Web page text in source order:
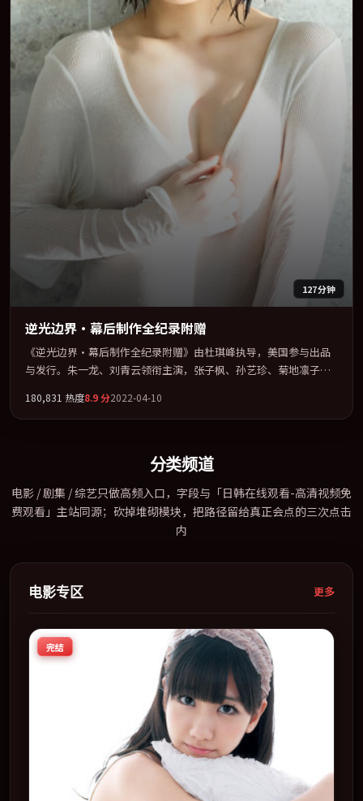
127分钟
逆光边界·幕后制作全纪录附赠
《逆光边界·幕后制作全纪录附赠》由杜琪峰执导，美国参与出品
与发行。朱一龙、刘青云领衔主演，张子枫、孙艺珍、菊地凛子、
片以「悬疑」类型为骨架，在叙事、表演与视听上力求统一。定于
2022-06-10 在内地院线及主流平台同步亮相，2022 年度话题片中口
180,831 热度8.9分2022-04-10
分类频道
电影 / 剧集 / 综艺只做高频入口，字段与「日韩在线观看-高清视频免
费观看」主站同源；砍掉堆砌模块，把路径留给真正会点的三次点击
内
电影专区 更多
完结